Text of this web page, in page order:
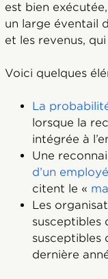
est bien
un large éventail
et les revenus,
Voici quelques
La
lorsque la
intégrée à
Une
d’un employé
citent le «
Les
susceptibles
susceptibles
dernière